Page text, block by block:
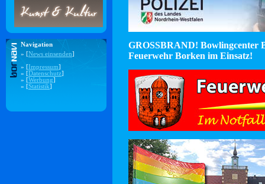
Navigation
» [News einsenden]
» [Impressum]
» [Datenschutz]
» [Werbung]
» [Statistik]
GROSSBRAND! Bowlingcenter
Feuerwehr Borken im Einsatz!